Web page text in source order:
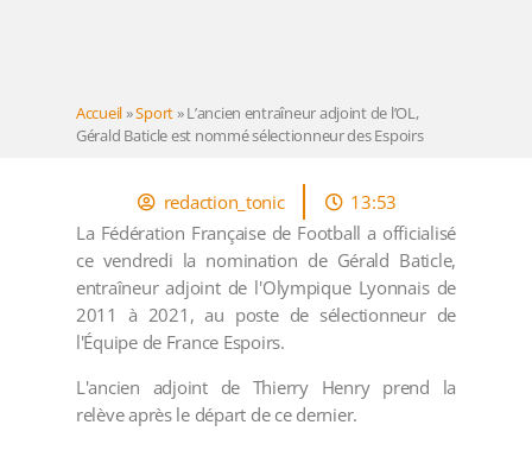
Accueil»Sport»L’ancien entraîneur adjoint de l’OL,
Gérald Baticle est nommé sélectionneur des Espoirs
redaction_tonic
13:53
La Fédération Française de Football a officialisé
ce vendredi la nomination de Gérald Baticle,
entraîneur adjoint de l'Olympique Lyonnais de
2011 à 2021, au poste de sélectionneur de
l'Équipe de France Espoirs.
L'ancien adjoint de Thierry Henry prend la
relève après le départ de ce dernier.